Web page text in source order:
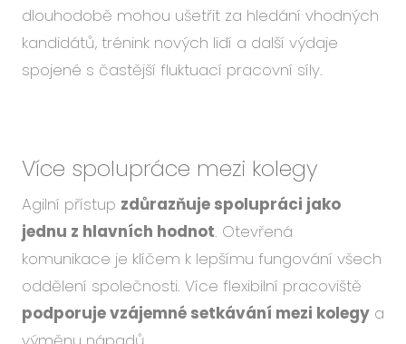
dlouhodobě mohou ušetřit za hledání vhodných
kandidátů, trénink nových lidí a další výdaje
spojené s častější fluktuací pracovní síly.
Více spolupráce mezi kolegy
Agilní přístup zdůrazňuje spolupráci jako
jednu z hlavních hodnot. Otevřená
komunikace je klíčem k lepšímu fungování všech
oddělení společnosti. Více flexibilní pracoviště
podporuje vzájemné setkávání mezi kolegy a